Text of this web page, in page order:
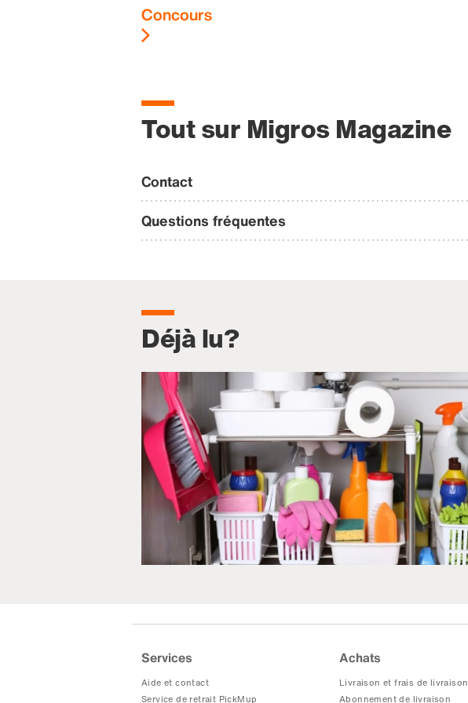
Concours
Tout sur Migros Magazine
Contact
Questions fréquentes
Déjà lu?
Services
Aide et contact
Service de retrait PickMup
Achats
Livraison et frais de livraison
Abonnement de livraison